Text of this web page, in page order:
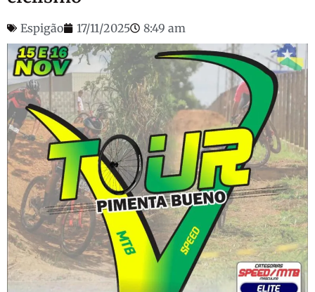
Espigão 17/11/2025 8:49 am